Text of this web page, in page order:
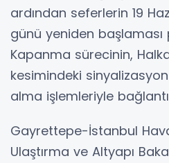
ardından seferlerin 19
günü yeniden başlaması
Kapanma sürecinin,
kesimindeki
alma işlemleriyle
Gayrettepe-İstanbul
Ulaştırma ve Altyapı